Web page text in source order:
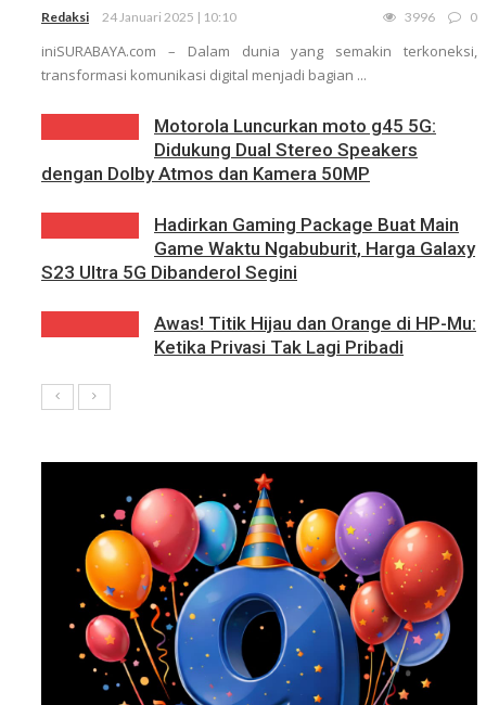
Redaksi 24 Januari 2025 | 10:10 3996 0
iniSURABAYA.com – Dalam dunia yang semakin terkoneksi,
transformasi komunikasi digital menjadi bagian ...
Motorola Luncurkan moto g45 5G:
Didukung Dual Stereo Speakers
dengan Dolby Atmos dan Kamera 50MP
Hadirkan Gaming Package Buat Main
Game Waktu Ngabuburit, Harga Galaxy
S23 Ultra 5G Dibanderol Segini
Awas! Titik Hijau dan Orange di HP-Mu:
Ketika Privasi Tak Lagi Pribadi